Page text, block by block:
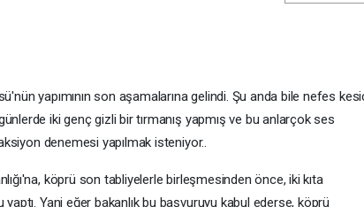
yapımının son aşamalarına gelindi. Şu anda bile nefes
iki genç gizli bir tırmanış yapmış ve bu anlarçok ses
denemesi yapılmak isteniyor..
köprü son tabliyelerle birleşmesinden önce, iki kıta
Yani eğer bakanlık bu başvuruyu kabul ederse, köprü